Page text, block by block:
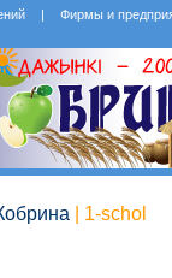
| Фирмы и
| 1-schol